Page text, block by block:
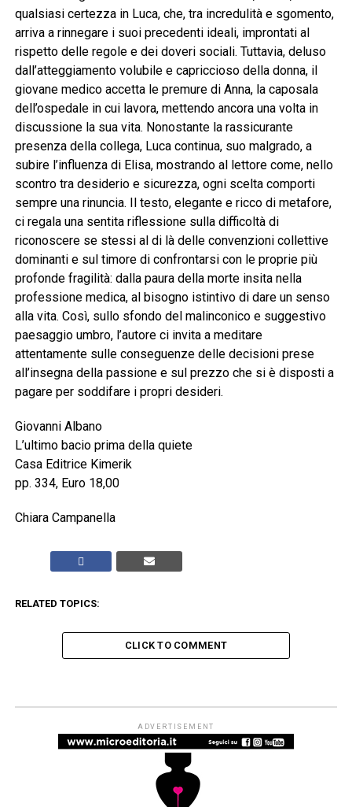
qualsiasi certezza in Luca, che, tra incredulità e sgomento,
arriva a rinnegare i suoi precedenti ideali, improntati al
rispetto delle regole e dei doveri sociali. Tuttavia, deluso
dall’atteggiamento volubile e capriccioso della donna, il
giovane medico accetta le premure di Anna, la caposala
dell’ospedale in cui lavora, mettendo ancora una volta in
discussione la sua vita. Nonostante la rassicurante
presenza della collega, Luca continua, suo malgrado, a
subire l’influenza di Elisa, mostrando al lettore come, nello
scontro tra desiderio e sicurezza, ogni scelta comporti
sempre una rinuncia. Il testo, elegante e ricco di metafore,
ci regala una sentita riflessione sulla difficoltà di
riconoscere se stessi al di là delle convenzioni collettive
dominanti e sul timore di confrontarsi con le proprie più
profonde fragilità: dalla paura della morte insita nella
professione medica, al bisogno istintivo di dare un senso
alla vita. Così, sullo sfondo del malinconico e suggestivo
paesaggio umbro, l’autore ci invita a meditare
attentamente sulle conseguenze delle decisioni prese
all’insegna della passione e sul prezzo che si è disposti a
pagare per soddifare i propri desideri.
Giovanni Albano
L’ultimo bacio prima della quiete
Casa Editrice Kimerik
pp. 334, Euro 18,00
Chiara Campanella
RELATED TOPICS:
CLICK TO COMMENT
ADVERTISEMENT